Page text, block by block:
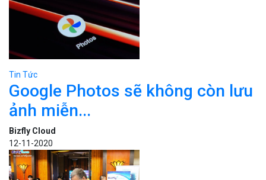
Tin Tức
Google Photos sẽ không còn lưu
ảnh miễn...
Bizfly Cloud
12-11-2020